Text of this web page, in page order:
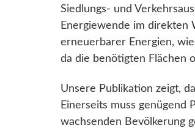
Siedlungs- und
Energiewende im direkten
erneuerbarer Energien,
da die benötigten Flächen
Unsere Publikation zeigt,
Einerseits muss
wachsenden Bevölkerung